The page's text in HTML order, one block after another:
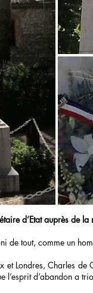
d’Etat auprès de
de tout, comme un
Londres, Charles de
l’esprit d’abandon a